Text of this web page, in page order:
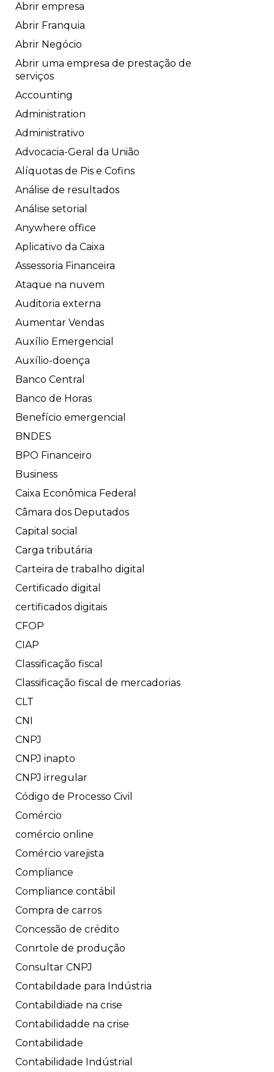
Abrir empresa
Abrir Franquia
Abrir Negócio
Abrir uma empresa de prestação de
serviços
Accounting
Administration
Administrativo
Advocacia-Geral da União
Alíquotas de Pis e Cofins
Análise de resultados
Análise setorial
Anywhere office
Aplicativo da Caixa
Assessoria Financeira
Ataque na nuvem
Auditoria externa
Aumentar Vendas
Auxílio Emergencial
Auxílio-doença
Banco Central
Banco de Horas
Benefício emergencial
BNDES
BPO Financeiro
Business
Caixa Econômica Federal
Câmara dos Deputados
Capital social
Carga tributária
Carteira de trabalho digital
Certificado digital
certificados digitais
CFOP
CIAP
Classificação fiscal
Classificação fiscal de mercadorias
CLT
CNI
CNPJ
CNPJ inapto
CNPJ irregular
Código de Processo Civil
Comércio
comércio online
Comércio varejista
Compliance
Compliance contábil
Compra de carros
Concessão de crédito
Conrtole de produção
Consultar CNPJ
Contabildade para Indústria
Contabildiade na crise
Contabilidadde na crise
Contabilidade
Contabilidade Indústrial